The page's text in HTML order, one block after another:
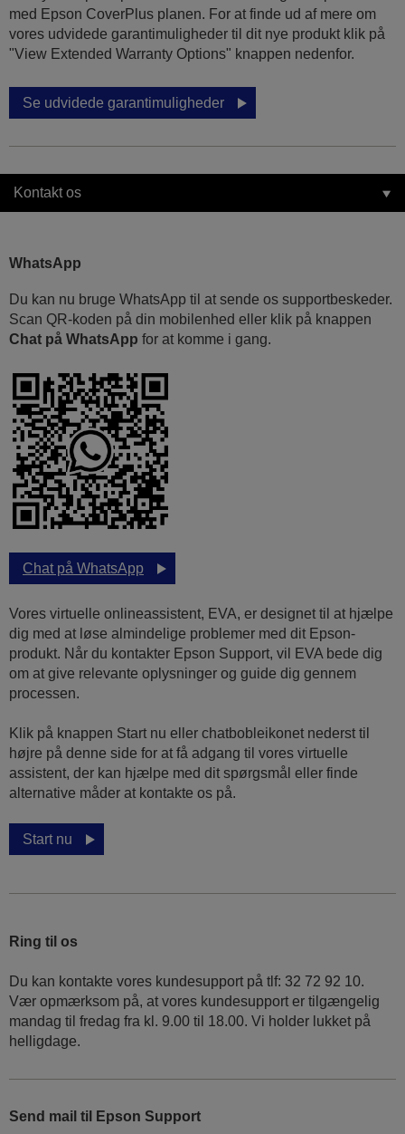
med Epson CoverPlus planen. For at finde ud af mere om
vores udvidede garantimuligheder til dit nye produkt klik på
"View Extended Warranty Options" knappen nedenfor.
Se udvidede garantimuligheder
Kontakt os
WhatsApp
Du kan nu bruge WhatsApp til at sende os supportbeskeder.
Scan QR-koden på din mobilenhed eller klik på knappen
Chat på WhatsApp for at komme i gang.
Chat på WhatsApp
Vores virtuelle onlineassistent, EVA, er designet til at hjælpe
dig med at løse almindelige problemer med dit Epson-
produkt. Når du kontakter Epson Support, vil EVA bede dig
om at give relevante oplysninger og guide dig gennem
processen.
Klik på knappen Start nu eller chatbobleikonet nederst til
højre på denne side for at få adgang til vores virtuelle
assistent, der kan hjælpe med dit spørgsmål eller finde
alternative måder at kontakte os på.
Start nu
Ring til os
Du kan kontakte vores kundesupport på tlf: 32 72 92 10.
Vær opmærksom på, at vores kundesupport er tilgængelig
mandag til fredag ​​fra kl. 9.00 til 18.00. Vi holder lukket på
helligdage.
Send mail til Epson Support